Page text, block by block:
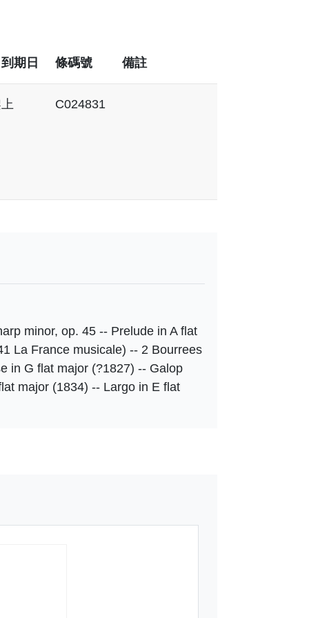
期日 條碼號 備註
C024831
minor, op. 45 -- Prelude in A flat
La France musicale) -- 2 Bourrees
in G flat major (?1827) -- Galop
major (1834) -- Largo in E flat